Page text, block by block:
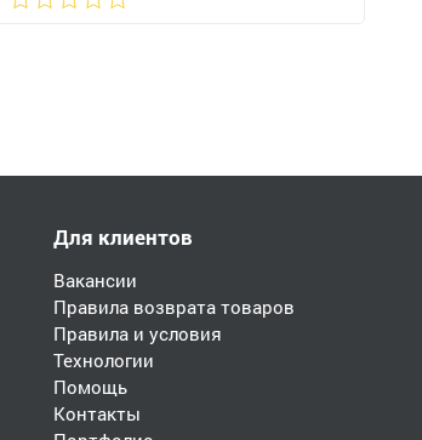
Для клиентов
Вакансии
Правила возврата товаров
Правила и условия
Технологии
Помощь
Контакты